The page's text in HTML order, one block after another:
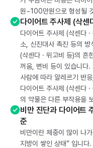
원~100만원으로 형성될
다이어트 주사제 (삭센
다이어트 주사제 (삭센다
소, 신진대사 촉진 등의 방
(삭센다 · 위고비 등)의 흔
꺼움, 변비 등이 있습니다.
사람에 따라 알레르기 반
다이어트 주사제 (삭센다
의 약물은 다른 부작용을
비만 진단과 다이어트
준
비만이란 체중이 많이 나
지방이 쌓인 상태” 입니